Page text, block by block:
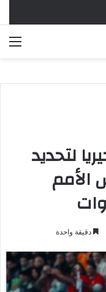
لتحديد
الأمم
دقيقة واحدة